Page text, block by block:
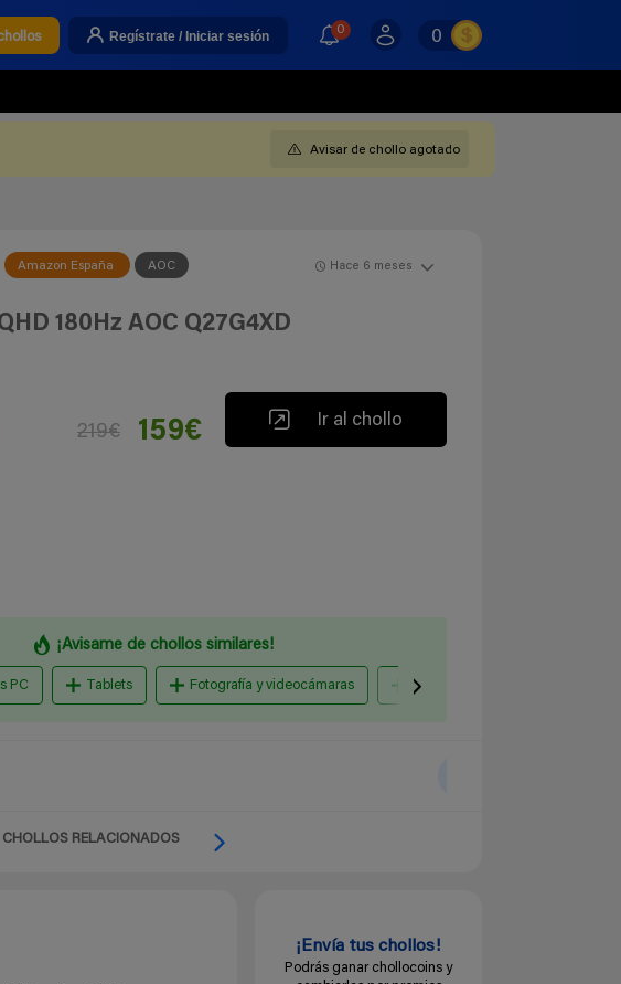
Regístrate / Iniciar sesión 0 0
Avisar de chollo agotado
Amazon España AOC Hace 6 meses
180Hz AOC Q27G4XD
219€ 159€ Ir al chollo
¡Avisame de chollos similares!
PC Tablets Fotografía y videocámaras Smartphones, telefonía y
CHOLLOS RELACIONADOS
¡Envía tus chollos!
Podrás ganar chollocoins y